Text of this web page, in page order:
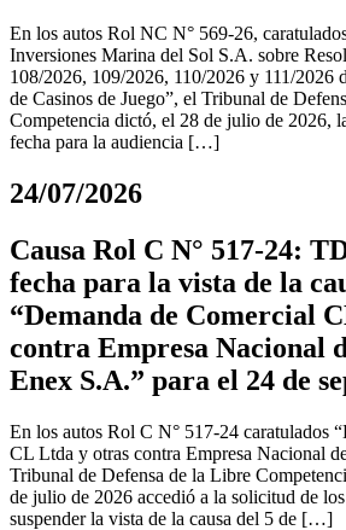
En los autos Rol NC N° 569-26,
Inversiones Marina del Sol S.A. sobre
108/2026, 109/2026, 110/2026 y 111/2026
de Casinos de Juego”, el Tribunal de
Competencia dictó, el 28 de julio de 2026,
fecha para la audiencia […]
24/07/2026
Causa Rol C N° 517-24:
fecha para la vista de la
“Demanda de Comercial
contra Empresa Nacional
Enex S.A.” para el 24 de
En los autos Rol C N° 517-24 caratulados
CL Ltda y otras contra Empresa Nacional
Tribunal de Defensa de la Libre
de julio de 2026 accedió a la solicitud de
suspender la vista de la causa del 5 de […]